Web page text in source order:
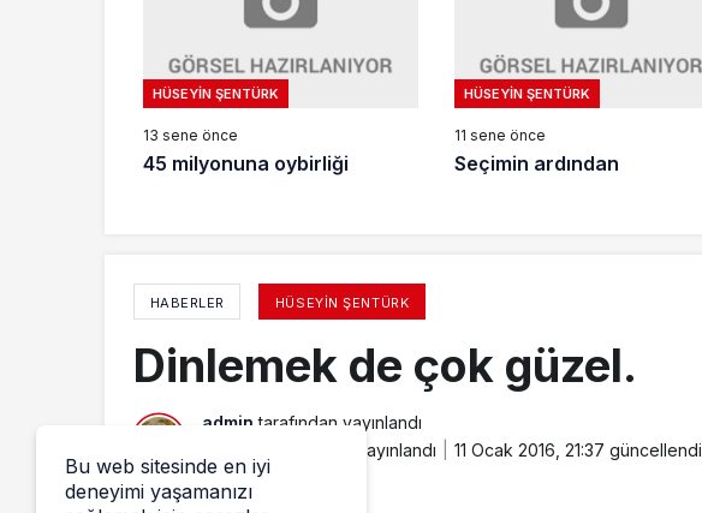
HÜSEYIN ŞENTÜRK
13 sene önce
45 milyonuna oybirliği
HÜSEYIN ŞENTÜRK
11 sene önce
Seçimin ardından
HABERLER HÜSEYIN ŞENTÜRK
Dinlemek de çok güzel.
admin tarafından yayınlandı
yayınlandı 11 Ocak 2016, 21:37 güncellendi
Bu web sitesinde en iyi
deneyimi yaşamanızı